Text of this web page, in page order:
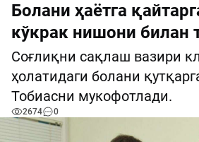
Болани ҳаётга
кўкрак нишони билан
Соғлиқни сақлаш вазири
ҳолатидаги болани
Тобиасни мукофотлади.
2674 0